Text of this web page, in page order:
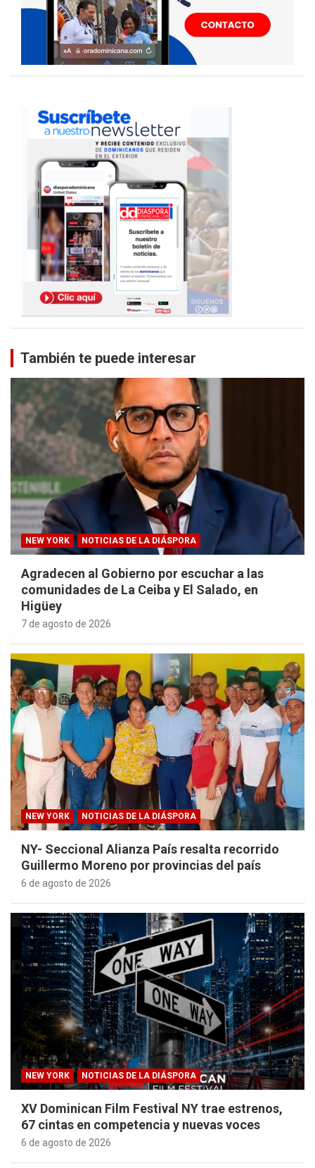
También te puede interesar
NEW YORK NOTICIAS DE LA DIÁSPORA
Agradecen al Gobierno por escuchar a las
comunidades de La Ceiba y El Salado, en
Higüey
7 de agosto de 2026
NEW YORK NOTICIAS DE LA DIÁSPORA
NY- Seccional Alianza País resalta recorrido
Guillermo Moreno por provincias del país
6 de agosto de 2026
NEW YORK NOTICIAS DE LA DIÁSPORA
XV Dominican Film Festival NY trae estrenos,
67 cintas en competencia y nuevas voces
6 de agosto de 2026